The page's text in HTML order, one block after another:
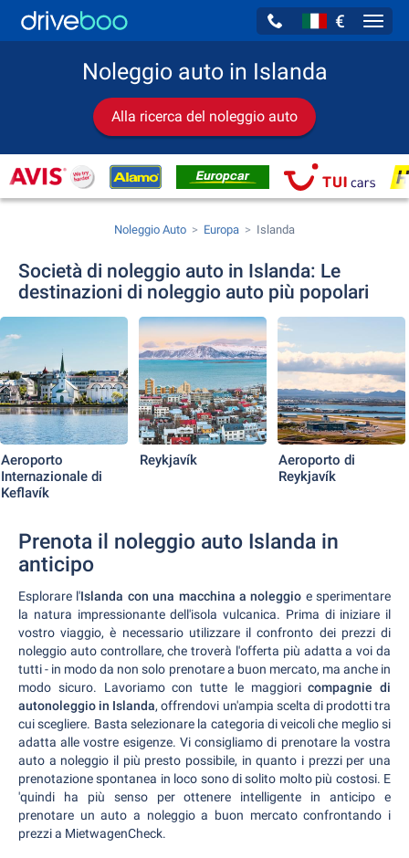
€
Noleggio auto in Islanda
Alla ricerca del noleggio auto
Noleggio Auto Europa Islanda
Società di noleggio auto in Islanda: Le
destinazioni di noleggio auto più popolari
Aeroporto
Internazionale di
Keflavík
Reykjavík
Aeroporto di
Reykjavík
Prenota il noleggio auto Islanda in
anticipo
Esplorare l'Islanda con una macchina a noleggio e sperimentare
la natura impressionante dell'isola vulcanica. Prima di iniziare il
vostro viaggio, è necessario utilizzare il confronto dei prezzi di
noleggio auto controllare, che troverà l'offerta più adatta a voi da
tutti - in modo da non solo prenotare a buon mercato, ma anche in
modo sicuro. Lavoriamo con tutte le maggioricompagnie di
autonoleggio in Islanda, offrendovi un'ampia scelta di prodotti tra
cui scegliere. Basta selezionare la categoria di veicoli che meglio si
adatta alle vostre esigenze. Vi consigliamo di prenotare la vostra
auto a noleggio il più presto possibile, in quanto i prezzi per una
prenotazione spontanea in loco sono di solito molto più costosi. E
'quindi ha più senso per ottenere intelligente in anticipo e
prenotare un auto a noleggio a buon mercato confrontando i
prezzi a MietwagenCheck.